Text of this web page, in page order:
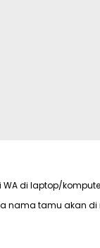
WA di laptop/
nama tamu akan di